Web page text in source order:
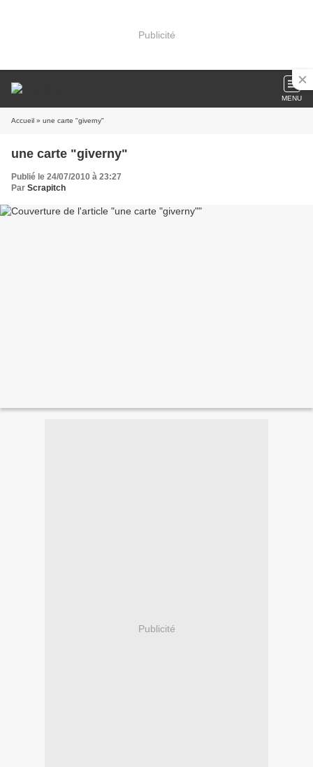
Publicité
MENU
Accueil » une carte "giverny"
une carte "giverny"
Publié le 24/07/2010 à 23:27
Par Scrapitch
Publicité